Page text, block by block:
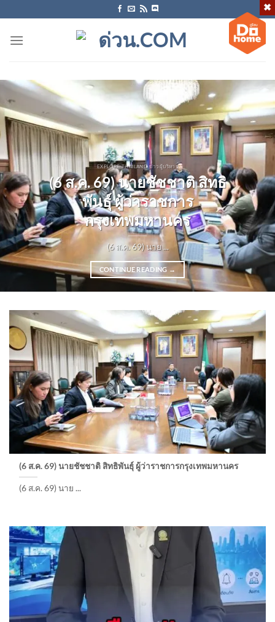
ไป
EXPLORE THAILAND ข่าวผู้บริหาร
(6 ส.ค. 69) นายชัชชาติ สิทธิ
พันธุ์ ผู้ว่าราชการ
กรุงเทพมหานคร
(6 ส.ค. 69) นาย ...
CONTINUE READING →
(6 ส.ค. 69) นายชัชชาติ สิทธิพันธุ์ ผู้ว่าราชการกรุงเทพมหานคร
(6 ส.ค. 69) นาย ...